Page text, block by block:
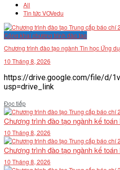
All
Tin tức VOVedu
Công khai chương trình đào tạo
Chương trình đào tạo ngành Tin học Ứng
10 Tháng 8, 2026
https://drive.google.com/file/d/
usp=drive_link
Đọc tiếpDetails
Chương trình đào tạo ngành kế toán
10 Tháng 8, 2026
Chương trình đào tạo ngành kế toán
10 Tháng 8, 2026